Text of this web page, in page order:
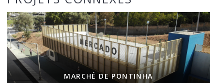
MARCHÉ DE PONTINHA